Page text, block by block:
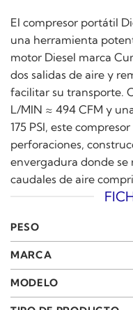
El compresor portátil
una herramienta
motor Diesel marca
dos salidas de aire y
facilitar su transporte.
L/MIN ≈ 494 CFM y
175 PSI, este
perforaciones,
envergadura donde se
caudales de aire
PESO
MARCA
MODELO